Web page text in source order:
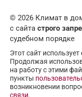
© 2026 Климат в
с сайта строго
судебном порядке
Этот сайт использует
Продолжая
на работу с этими
пункты
возникновении
связи.